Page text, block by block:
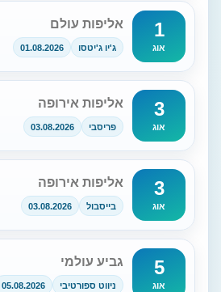
1
אוג
אליפות עולם
ג'יו ג'יטסו 01.08.2026
3
אוג
אליפות אירופה
פריסבי 03.08.2026
3
אוג
אליפות אירופה
בייסבול 03.08.2026
5
אוג
גביע עולמי
ניווט ספורטיבי 05.08.2026